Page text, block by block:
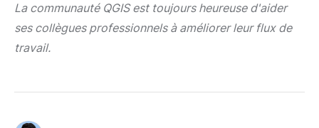
La communauté QGIS est toujours heureuse d'aider
ses collègues professionnels à améliorer leur flux de
travail.